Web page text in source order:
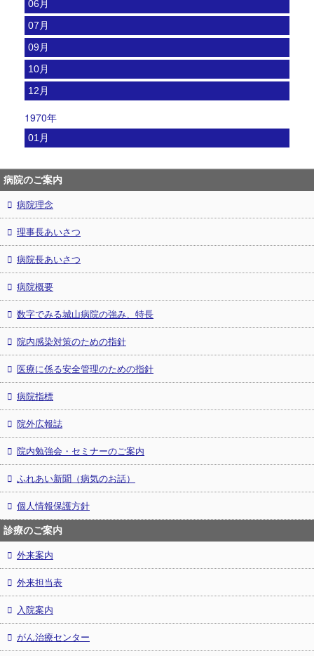
06月
07月
09月
10月
12月
1970年
01月
病院のご案内
病院理念
理事長あいさつ
病院長あいさつ
病院概要
数字でみる城山病院の強み、特長
院内感染対策のための指針
医療に係る安全管理のための指針
病院指標
院外広報誌
院内勉強会・セミナーのご案内
ふれあい新聞（病気のお話）
個人情報保護方針
診療のご案内
外来案内
外来担当表
入院案内
がん治療センター